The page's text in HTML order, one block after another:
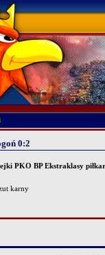
0:2
PKO BP Ekstraklasy
karny